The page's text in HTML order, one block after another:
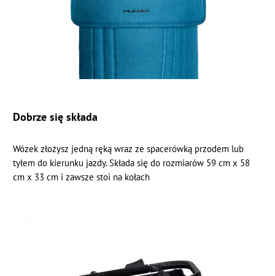
Dobrze się składa
Wózek złożysz jedną ręką wraz ze spacerówką przodem lub
tyłem do kierunku jazdy. Składa się do rozmiarów 59 cm x 58
cm x 33 cm i zawsze stoi na kołach